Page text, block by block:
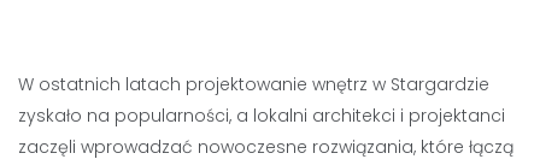
W ostatnich latach projektowanie wnętrz w Stargardzie
zyskało na popularności, a lokalni architekci i projektanci
zaczęli wprowadzać nowoczesne rozwiązania, które łączą